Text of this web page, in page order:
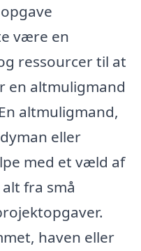
være en
ressourcer til at
en altmuligmand
altmuligmand,
eller
med et væld af
fra små
haven eller